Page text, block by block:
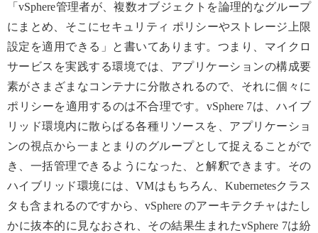
「vSphere管理者が、複数オブジェクトを論理的なグループ
にまとめ、そこにセキュリティ ポリシーやストレージ上限
設定を適用できる」と書いてあります。つまり、マイクロ
サービスを実践する環境では、アプリケーションの構成要
素がさまざまなコンテナに分散されるので、それに個々に
ポリシーを適用するのは不合理です。vSphere 7は、ハイブ
リッド環境内に散らばる各種リソースを、アプリケーショ
ンの視点から一まとまりのグループとして捉えることがで
き、一括管理できるようになった、と解釈できます。その
ハイブリッド環境には、VMはもちろん、Kubernetesクラス
タも含まれるのですから、vSphere のアーキテクチャはたし
かに抜本的に見なおされ、その結果生まれたvSphere 7は紛